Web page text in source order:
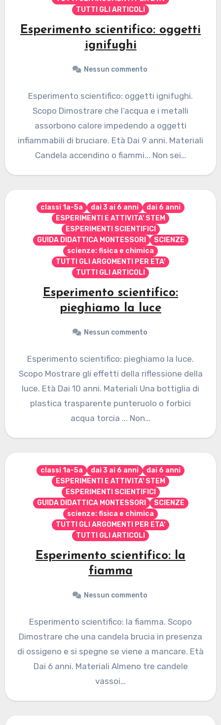
TUTTI GLI ARTICOLI
Esperimento scientifico: oggetti
ignifughi
Nessun commento
Esperimento scientifico: oggetti ignifughi.
Scopo Dimostrare che l’acqua e i metalli
assorbono calore impedendo a oggetti
infiammabili di bruciare. Età Dai 9 anni. Materiali
Candela accendino o fiammi... Non sei…
classi 1a-5a dai 3 ai 6 anni
dai 6 anni
ESPERIMENTI E ATTIVITA' STEM
ESPERIMENTI SCIENTIFICI
GUIDA DIDATTICA MONTESSORI
SCIENZE
scienze: fisica e chimica
TUTTI GLI ARGOMENTI PER ETA'
TUTTI GLI ARTICOLI
Esperimento scientifico:
pieghiamo la luce
Nessun commento
Esperimento scientifico: pieghiamo la luce.
Scopo Mostrare gli effetti della riflessione della
luce. Età Dai 10 anni. Materiali Una bottiglia di
plastica trasparente punteruolo o forbici
acqua torcia ... Non…
classi 1a-5a dai 3 ai 6 anni
dai 6 anni
ESPERIMENTI E ATTIVITA' STEM
ESPERIMENTI SCIENTIFICI
GUIDA DIDATTICA MONTESSORI
SCIENZE
scienze: fisica e chimica
TUTTI GLI ARGOMENTI PER ETA'
TUTTI GLI ARTICOLI
Esperimento scientifico: la
fiamma
Nessun commento
Esperimento scientifico: la fiamma. Scopo
Dimostrare che una candela brucia in presenza
di ossigeno e si spegne se viene a mancare. Età
Dai 6 anni. Materiali Almeno tre candele
vassoi…